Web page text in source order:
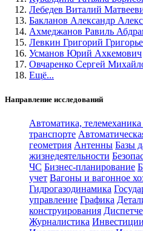
Лебедев Виталий
Бакланов Александр
Ахмеджанов Равиль
Левкин Григорий
Усманов Юрий Ахкемович
Овчаренко Сергей
Ещё...
Направление исследований
Автоматика,
транспорте
геометрия Антенны Базы
жизнедеятельности
ЧС Бизнес-планирование
учет Вагоны и вагонное
Гидрогазодинамика
управление Графика
конструирования
Журналистика Инвестиции